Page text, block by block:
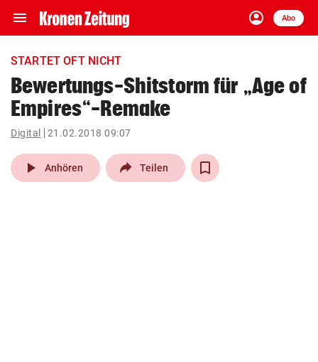
menu Navigation
ein-/ausklappen
account_circle
Anmelden
Abo
close Schließen
account_circle Anmelden
pin_drop
Wien arrow_right
STARTET OFT NICHT
Bewertungs-Shitstorm für „Age of
Empires“-Remake
Digital 21.02.2018 09:07
play_arrow Anhören Teilen